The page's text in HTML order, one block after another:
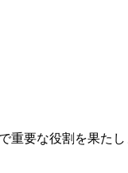
要な役割を果た